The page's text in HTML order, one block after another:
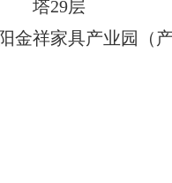
塔29层
金祥家具产业园（